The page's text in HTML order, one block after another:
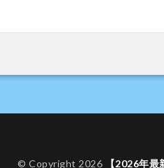
© Copyright 2026 【2026年